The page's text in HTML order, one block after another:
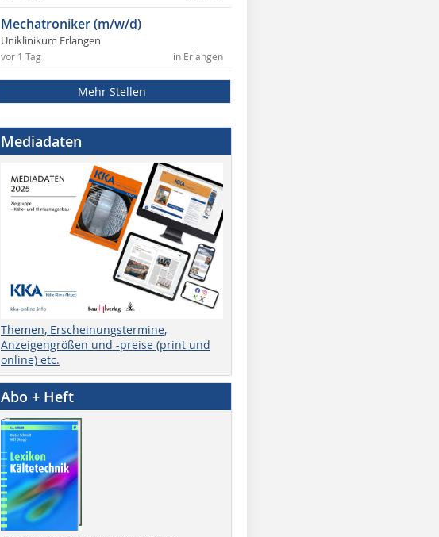
Mechatroniker (m/w/d)
Uniklinikum Erlangen
in Erlangen
vor 1 Tag
Mehr Stellen
Mediadaten
Themen, Erscheinungstermine,
Anzeigengrößen und -preise (print und
online) etc.
Abo + Heft